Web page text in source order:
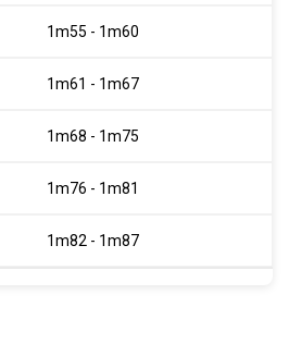
1m55 - 1m60
1m61 - 1m67
1m68 - 1m75
1m76 - 1m81
1m82 - 1m87